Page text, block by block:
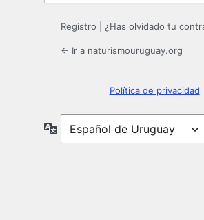
Registro ¿Has olvidado tu
← Ir a naturismouruguay.org
Política de privacidad
Idioma